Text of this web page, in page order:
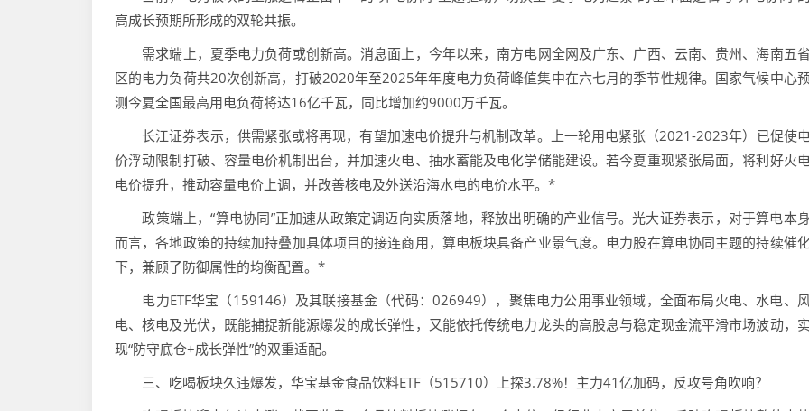
高成长预期所形成的双轮共振。
需求端上，夏季电力负荷或创新高。消息面上，今年以来，南方电网全网及广东、广西、云南、贵州、海南五
区的电力负荷共20次创新高，打破2020年至2025年年度电力负荷峰值集中在六七月的季节性规律。国家气候中心
测今夏全国最高用电负荷将达16亿千瓦，同比增加约9000万千瓦。
长江证券表示，供需紧张或将再现，有望加速电价提升与机制改革。上一轮用电紧张（2021-2023年）已促使
价浮动限制打破、容量电价机制出台，并加速火电、抽水蓄能及电化学储能建设。若今夏重现紧张局面，将利好火
电价提升，推动容量电价上调，并改善核电及外送沿海水电的电价水平。*
政策端上，“算电协同”正加速从政策定调迈向实质落地，释放出明确的产业信号。光大证券表示，对于算电本
而言，各地政策的持续加持叠加具体项目的接连商用，算电板块具备产业景气度。电力股在算电协同主题的持续催
下，兼顾了防御属性的均衡配置。*
电力ETF华宝（159146）及其联接基金（代码：026949），聚焦电力公用事业领域，全面布局火电、水电、
电、核电及光伏，既能捕捉新能源爆发的成长弹性，又能依托传统电力龙头的高股息与稳定现金流平滑市场波动，
现“防守底仓+成长弹性”的双重适配。
三、吃喝板块久违爆发，华宝基金食品饮料ETF（515710）上探3.78%！主力41亿加码，反攻号角吹响？